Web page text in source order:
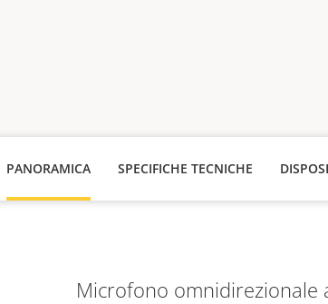
PANORAMICA SPECIFICHE TECNICHE
Microfono omnidirezionale